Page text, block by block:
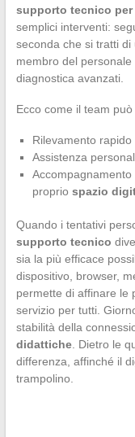
supporto tecnico per
semplici interventi:
seconda che si tratti
membro del
diagnostica avanzati.
Ecco come il team
Rilevamento
Assistenza
Accompagnamento
proprio spazio
Quando i tentativi
supporto tecnico
sia la più efficace
dispositivo, browser,
permette di affinare le
servizio per tutti.
stabilità della
didattiche. Dietro le
differenza, affinché il
trampolino.